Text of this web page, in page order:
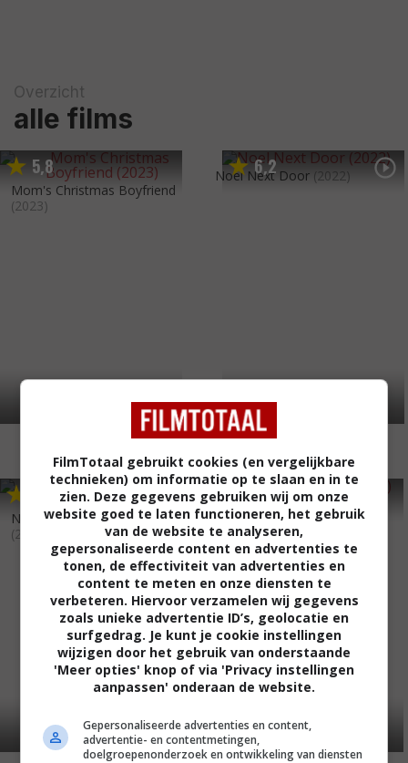
Overzicht
alle films
5,8
Mom's Christmas Boyfriend
(2023)
6,2
Noel Next Door (2022)
Northern Lights of Christmas
(2018)
2,9
The Demolisher (2015)
FilmTotaal gebruikt cookies (en vergelijkbare
technieken) om informatie op te slaan en in te
zien. Deze gegevens gebruiken wij om onze
website goed te laten functioneren, het gebruik
van de website te analyseren,
gepersonaliseerde content en advertenties te
tonen, de effectiviteit van advertenties en
content te meten en onze diensten te
verbeteren. Hiervoor verzamelen wij gegevens
zoals unieke advertentie ID’s, geolocatie en
surfgedrag. Je kunt je cookie instellingen
wijzigen door het gebruik van onderstaande
'Meer opties' knop of via 'Privacy instellingen
aanpassen' onderaan de website.
Gepersonaliseerde advertenties en content,
advertentie- en contentmetingen,
doelgroepenonderzoek en ontwikkeling van diensten